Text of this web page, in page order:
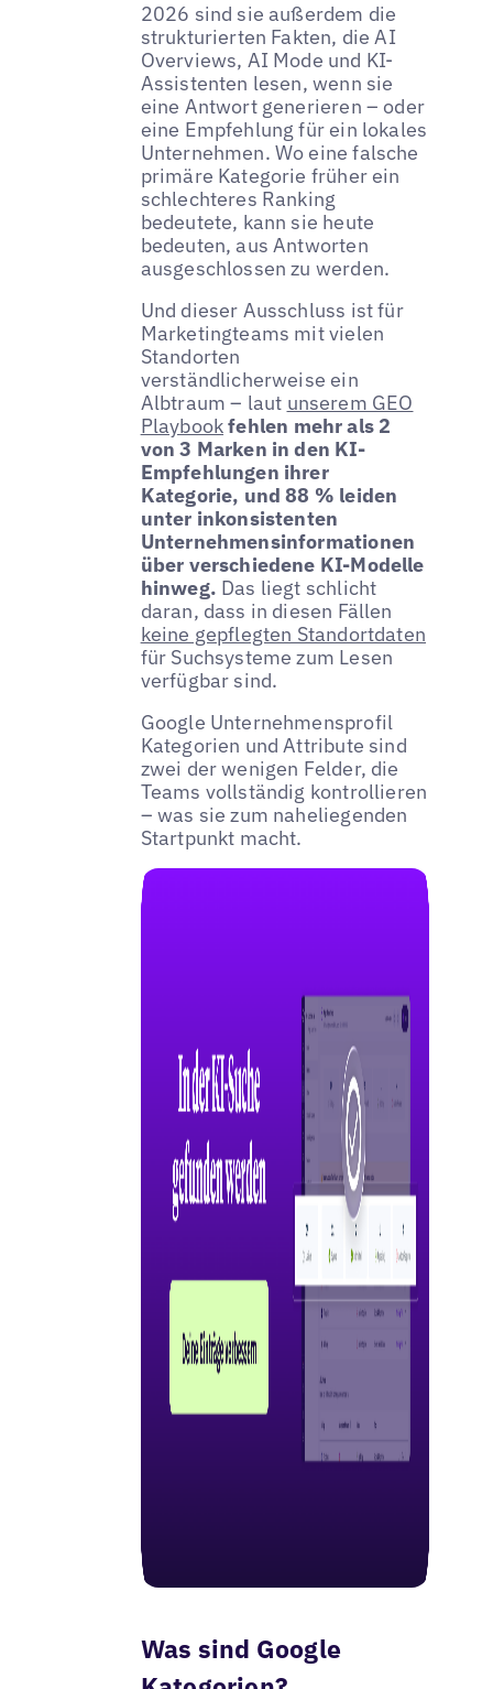
2026 sind sie außerdem die
strukturierten Fakten, die AI
Overviews, AI Mode und KI-
Assistenten lesen, wenn sie
eine Antwort generieren – oder
eine Empfehlung für ein lokales
Unternehmen. Wo eine falsche
primäre Kategorie früher ein
schlechteres Ranking
bedeutete, kann sie heute
bedeuten, aus Antworten
ausgeschlossen zu werden.
Und dieser Ausschluss ist für
Marketingteams mit vielen
Standorten
verständlicherweise ein
Albtraum – laut unserem GEO
Playbookfehlen mehr als 2
von 3 Marken in den KI-
Empfehlungen ihrer
Kategorie, und 88 % leiden
unter inkonsistenten
Unternehmensinformationen
über verschiedene KI-Modelle
hinweg. Das liegt schlicht
daran, dass in diesen Fällen
keine gepflegten Standortdaten
für Suchsysteme zum Lesen
verfügbar sind.
Google Unternehmensprofil
Kategorien und Attribute sind
zwei der wenigen Felder, die
Teams vollständig kontrollieren
– was sie zum naheliegenden
Startpunkt macht.
Was sind Google